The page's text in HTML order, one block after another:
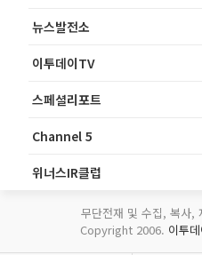
뉴스발전소
이투데이TV
스페셜리포트
Channel 5
위너스IR클럽
무단전재 및 수집, 복사,
Copyright 2006. 이투데